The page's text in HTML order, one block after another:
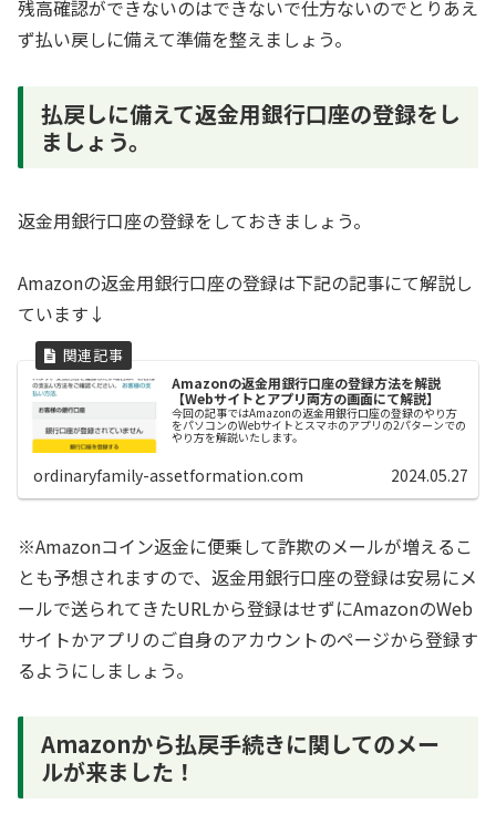
残高確認ができないのはできないで仕方ないのでとりあえ
ず払い戻しに備えて準備を整えましょう。
払戻しに備えて返金用銀行口座の登録をし
ましょう。
返金用銀行口座の登録をしておきましょう。
Amazonの返金用銀行口座の登録は下記の記事にて解説し
ています↓
Amazonの返金用銀行口座の登録方法を解説
【Webサイトとアプリ両方の画面にて解説】
今回の記事ではAmazonの返金用銀行口座の登録のやり方
をパソコンのWebサイトとスマホのアプリの2パターンでの
やり方を解説いたします。
ordinaryfamily-assetformation.com 2024.05.27
※Amazonコイン返金に便乗して詐欺のメールが増えるこ
とも予想されますので、返金用銀行口座の登録は安易にメ
ールで送られてきたURLから登録はせずにAmazonのWeb
サイトかアプリのご自身のアカウントのページから登録す
るようにしましょう。
Amazonから払戻手続きに関してのメー
ルが来ました！